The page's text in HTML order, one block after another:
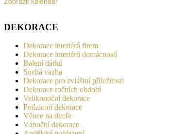
DEKORACE
Dekorace interiérů firem
Dekorace interiérů domácností
Balení dárků
Suchá vazba
Dekorace pro zvláštní příležitosti
Dekorace ročních období
Velikonoční dekorace
Podzimní dekorace
Věnce na dveře
Vánoční dekorace